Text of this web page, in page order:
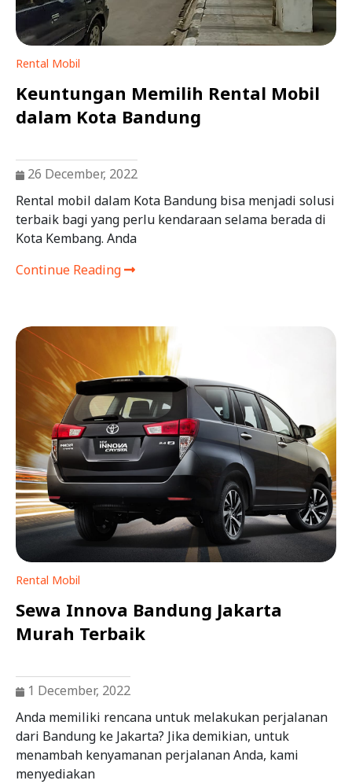
Rental Mobil
Keuntungan Memilih Rental Mobil
dalam Kota Bandung
26 December, 2022
Rental mobil dalam Kota Bandung bisa menjadi solusi
terbaik bagi yang perlu kendaraan selama berada di
Kota Kembang. Anda
Continue Reading
Rental Mobil
Sewa Innova Bandung Jakarta
Murah Terbaik
1 December, 2022
Anda memiliki rencana untuk melakukan perjalanan
dari Bandung ke Jakarta? Jika demikian, untuk
menambah kenyamanan perjalanan Anda, kami
menyediakan